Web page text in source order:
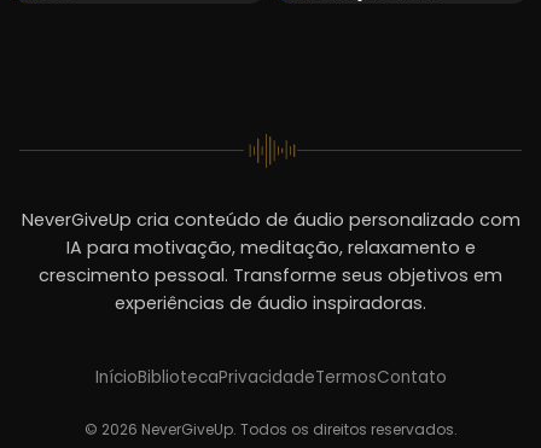
NeverGiveUp cria conteúdo de áudio personalizado com
IA para motivação, meditação, relaxamento e
crescimento pessoal. Transforme seus objetivos em
experiências de áudio inspiradoras.
InícioBibliotecaPrivacidadeTermosContato
© 2026 NeverGiveUp. Todos os direitos reservados.